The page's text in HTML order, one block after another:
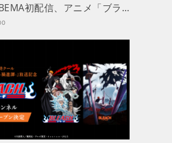
初配信、アニメ「ブラ…